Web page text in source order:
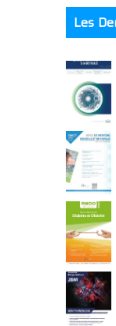
Les